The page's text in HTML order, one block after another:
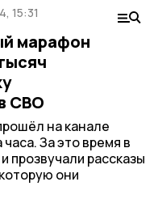
15:31
марафон
СВО
на канале
За это время в
прозвучали рассказы
они